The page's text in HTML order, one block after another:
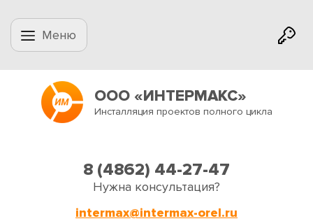
Меню
ООО «ИНТЕРМАКС»
Инсталляция проектов полного цикла
8 (4862) 44-27-47
Нужна консультация?
intermax@intermax-orel.ru